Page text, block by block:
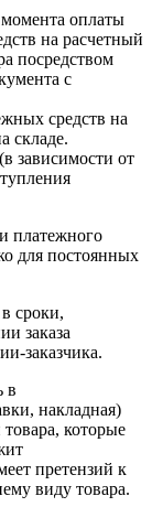
оплаты
на расчетный
посредством
с
средств на
складе.
зависимости от
платежного
для постоянных
сроки,
заказа
заказчика.
в
накладная)
которые
претензий к
виду товара.